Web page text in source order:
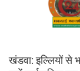
खंडवा: इल्लियों से